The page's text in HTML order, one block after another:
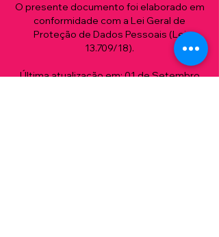
O presente documento foi elaborado em
conformidade com a Lei Geral de
Proteção de Dados Pessoais (Lei
13.709/18).
Última atualização em: 01 de Setembro